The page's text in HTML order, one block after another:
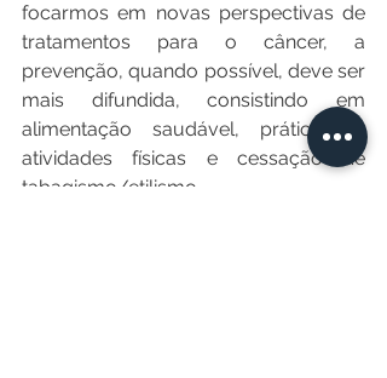
focarmos em novas perspectivas de
tratamentos para o câncer, a
prevenção, quando possível, deve ser
mais difundida, consistindo em
alimentação saudável, prática de
atividades físicas e cessação de
tabagismo/etilismo.